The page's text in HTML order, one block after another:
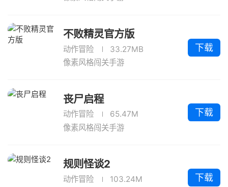
不败精灵官方版
动作冒险
33.27MB
像素风格闯关手游
下载
丧尸启程
动作冒险
65.47M
像素风格闯关手游
下载
规则怪谈2
动作冒险
103.24M
下载